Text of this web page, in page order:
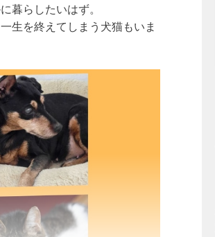
暮らしたいはず。
生を終えてしまう犬猫もいま